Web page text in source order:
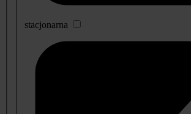
stacjonarna